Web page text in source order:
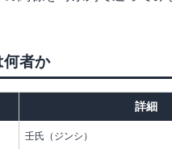
何者か
詳細
壬氏（ジンシ）